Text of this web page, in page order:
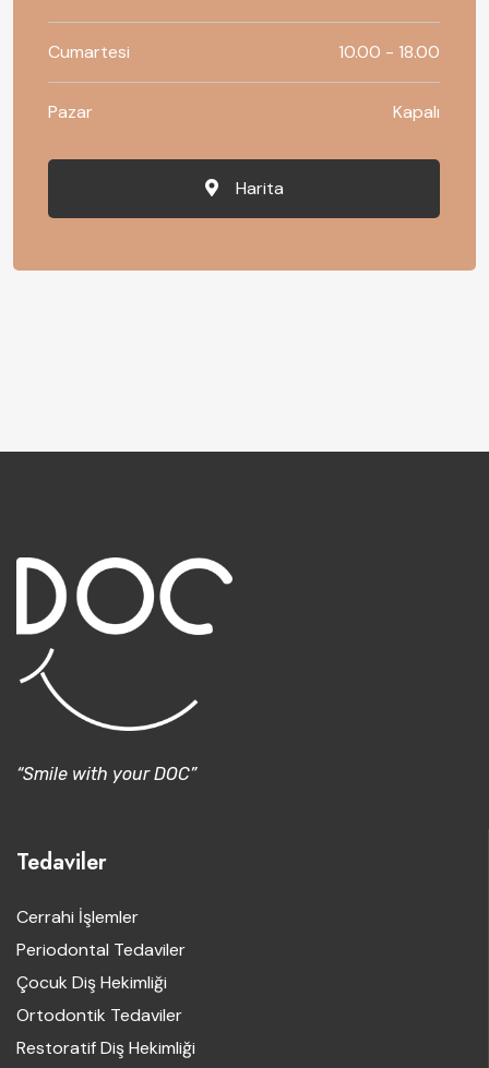
Cumartesi 10.00 - 18.00
Pazar Kapalı
Harita
“Smile with your DOC”
Tedaviler
Cerrahi İşlemler
Periodontal Tedaviler
Çocuk Diş Hekimliği
Ortodontik Tedaviler
Restoratif Diş Hekimliği